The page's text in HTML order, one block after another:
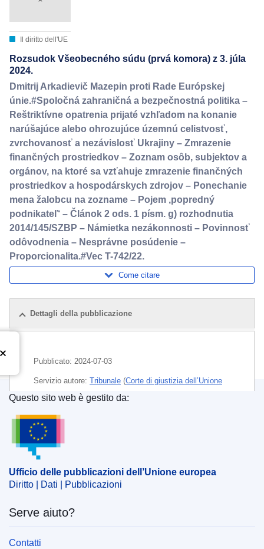
Il diritto dell'UE
Rozsudok Všeobecného súdu (prvá komora) z 3. júla
2024.
Dmitrij Arkadievič Mazepin proti Rade Európskej
únie.#Spoločná zahraničná a bezpečnostná politika –
Reštriktívne opatrenia prijaté vzhľadom na konanie
narúšajúce alebo ohrozujúce územnú celistvosť,
zvrchovanosť a nezávislosť Ukrajiny – Zmrazenie
finančných prostriedkov – Zoznam osôb, subjektov a
orgánov, na ktoré sa vzťahuje zmrazenie finančných
prostriedkov a hospodárskych zdrojov – Ponechanie
mena žalobcu na zozname – Pojem ‚popredný
podnikateľ‘ – Článok 2 ods. 1 písm. g) rozhodnutia
2014/145/SZBP – Námietka nezákonnosti – Povinnosť
odôvodnenia – Nesprávne posúdenie –
Proporcionalita.#Vec T-742/22.
Come citare
Dettagli della pubblicazione
Pubblicato: 2024-07-03
Servizio autore: Tribunale (Corte di giustizia dell’Unione
europea)
CELEX : 62022TJ0742
ECLI : ECLI:EU:T:2024:433
Ufficio delle pubblicazioni dell’Unione europea
Questo sito web è gestito da:
Ufficio delle pubblicazioni dell’Unione europea
Diritto | Dati | Pubblicazioni
Serve aiuto?
Contatti